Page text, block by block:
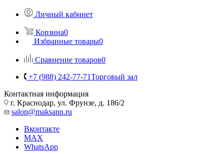
Личный кабинет
Корзина0
Избранные товары0
Сравнение товаров0
+7 (988) 242-77-71Торговый зал
Контактная информация
г. Краснодар, ул. Фрунзе, д. 186/2
salon@maksann.ru
Вконтакте
MAX
WhatsApp